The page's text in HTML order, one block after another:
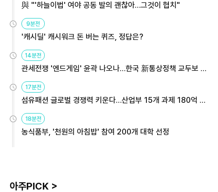
與 "'하늘이법' 여야 공동 발의 괜찮아…그것이 협치"
9분전
'캐시딜' 캐시워크 돈 버는 퀴즈, 정답은?
14분전
관세전쟁 '엔드게임' 윤곽 나오나…한국 新통상정책 교두보 활
용해야
17분전
섬유패션 글로벌 경쟁력 키운다…산업부 15개 과제 180억 지
원
18분전
농식품부, '천원의 아침밥' 참여 200개 대학 선정
아주PICK >